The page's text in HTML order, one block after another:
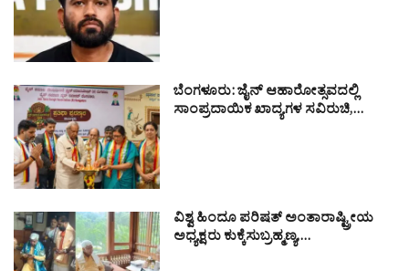
ಬೆಂಗಳೂರು: ಜೈನ್ ಆಹಾರೋತ್ಸವದಲ್ಲಿ
ಸಾಂಪ್ರದಾಯಿಕ ಖಾದ್ಯಗಳ ಸವಿರುಚಿ,…
ವಿಶ್ವ ಹಿಂದೂ ಪರಿಷತ್ ಅಂತಾರಾಷ್ಟ್ರೀಯ
ಅಧ್ಯಕ್ಷರು ಕುಕ್ಕೆಸುಬ್ರಹ್ಮಣ್ಯ,…